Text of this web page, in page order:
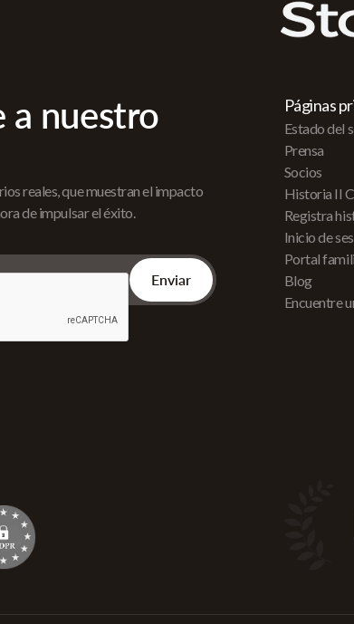
a nuestro
reales, que muestran el impacto
de impulsar el éxito.
Páginas
Estado del
Prensa
Socios
Historia II
Registra
Inicio de
Portal
Blog
Encuentre